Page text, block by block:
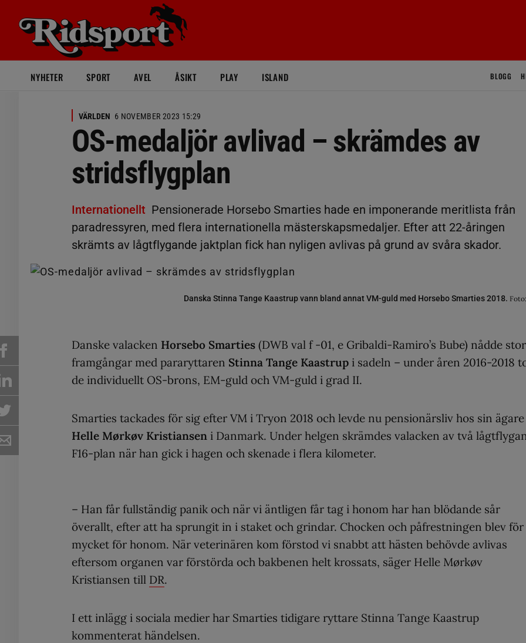
NYHETER SPORT AVEL ÅSIKT PLAY ISLAND BLOGG
VÄRLDEN 6 NOVEMBER 2023 15:29
OS-medaljör avlivad – skrämdes av
stridsflygplan
Internationellt Pensionerade Horsebo Smarties hade en imponerande meritlista från
paradressyren, med flera internationella mästerskapsmedaljer. Efter att 22-åringen
skrämts av lågtflygande jaktplan fick han nyligen avlivas på grund av svåra skador.
Danska Stinna Tange Kaastrup vann bland annat VM-guld med Horsebo Smarties 2018.
Danske valacken Horsebo Smarties (DWB val f -01, e Gribaldi-Ramiro’s Bube) nådde
framgångar med pararyttaren Stinna Tange Kaastrup i sadeln – under åren 2016-2018
de individuellt OS-brons, EM-guld och VM-guld i grad II.
Smarties tackades för sig efter VM i Tryon 2018 och levde nu pensionärsliv hos sin ägare
Helle Mørkøv Kristiansen i Danmark. Under helgen skrämdes valacken av två
F16-plan när han gick i hagen och skenade i flera kilometer.
– Han får fullständig panik och när vi äntligen får tag i honom har han blödande sår
överallt, efter att ha sprungit in i staket och grindar. Chocken och påfrestningen blev för
mycket för honom. När veterinären kom förstod vi snabbt att hästen behövde avlivas
eftersom organen var förstörda och bakbenen helt krossats, säger Helle Mørkøv
Kristiansen till DR.
I ett inlägg i sociala medier har Smarties tidigare ryttare Stinna Tange Kaastrup
kommenterat händelsen.